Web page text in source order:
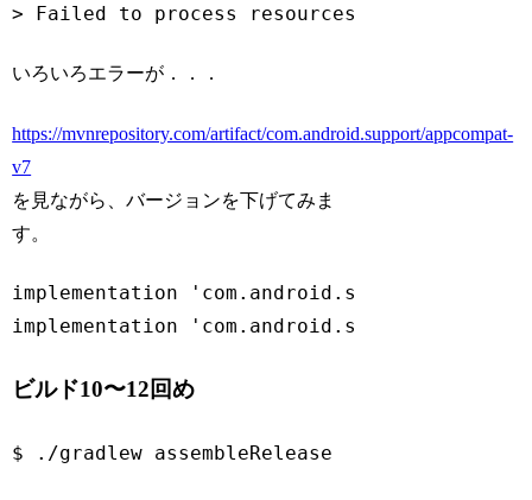
> Failed to process resources, see aapt
いろいろエラーが．．．
https://mvnrepository.com/artifact/com.android.support/appcompat-
v7
を見ながら、バージョンを下げてみま
す。
implementation
implementation
ビルド10〜12回め
$ ./gradlew assembleRelease